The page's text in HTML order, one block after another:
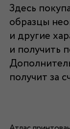
Здесь
образцы
и другие
и получить
получит за